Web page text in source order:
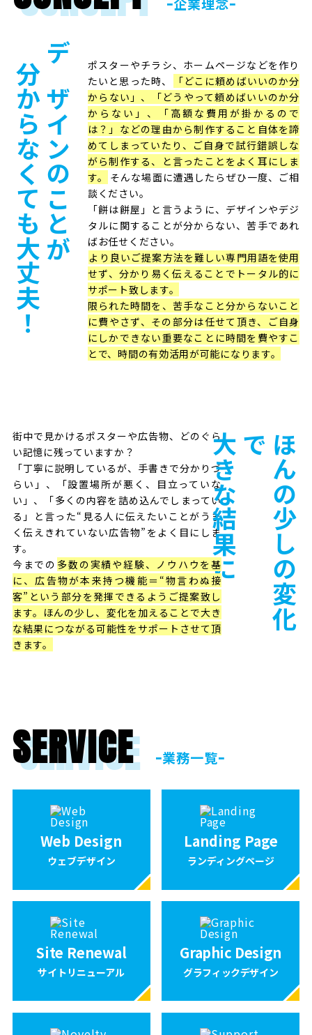
デザインのことが
分からなくても
大丈夫！
ポスターやチラシ、ホームページなどを作り
たいと思った時、
「どこに頼めばいいのか分
からない」、「どうやって頼めばいいのか分
からない」、「高額な費用が掛かるので
は？」などの理由から制作すること自体を諦
めてしまっていたり、ご自身で試行錯誤しな
がら制作する、と言ったことをよく耳にしま
す。
そんな場面に遭遇したらぜひ一度、ご相
談ください。
「餅は餅屋」と言うように、デザインやデジ
タルに関することが分からない、苦手であれ
ばお任せください。
より良いご提案方法を難しい専門用語を使用
せず、分かり易く伝えることでトータル的に
サポート致します。
限られた時間を、苦手なこと分からないこと
に費やさず、その部分は任せて頂き、ご自身
にしかできない重要なことに時間を費やすこ
とで、時間の有効活用が可能になります。
ほ
ん
の
少
し
の
変
化
で
大きな結果に
街中で見かけるポスターや広告物、どのぐら
い記憶に残っていますか？
「丁寧に説明しているが、手書きで分かりづ
らい」、「設置場所が悪く、目立っていな
い」、「多くの内容を詰め込んでしまってい
る」と言った“見る人に伝えたいことがうま
く伝えきれていない広告物”をよく目にしま
す。
今までの 多数の実績や経験、ノウハウを基
に、広告物が本来持つ機能＝“物言わぬ接
客”という部分を発揮できるようご提案致し
ます。ほんの少し、変化を加えることで大き
な結果につながる可能性をサポートさせて頂
きます。
SERVICE ｰ業務一覧ｰ
Web Design
ウェブデザイン
Landing Page
ランディングページ
Site Renewal
サイトリニューアル
Graphic Design
グラフィックデザイン